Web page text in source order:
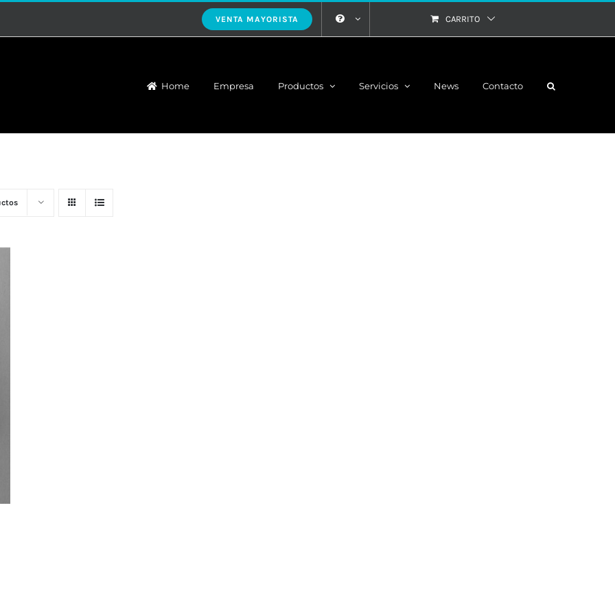
VENTA MAYORISTA CARRITO
Home Empresa Productos Servicios News Contacto